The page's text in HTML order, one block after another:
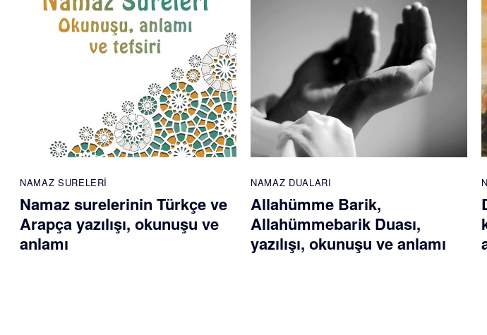
NAMAZ SURELERI
Namaz surelerinin Türkçe ve
Arapça yazılışı, okunuşu ve
anlamı
NAMAZ DUALARI
Allahümme Barik,
Allahümmebarik Duası,
yazılışı, okunuşu ve anlamı